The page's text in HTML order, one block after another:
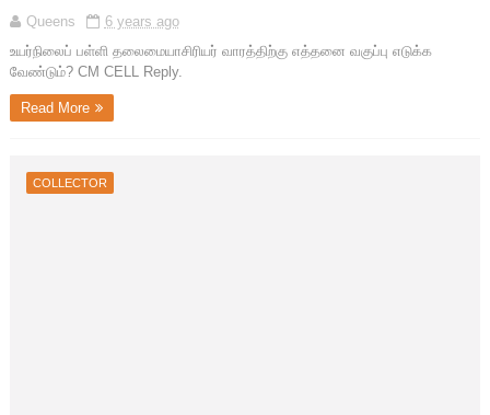
Queens
6 years ago
உயர்நிலைப் பள்ளி தலைமையாசிரியர் வாரத்திற்கு எத்தனை வகுப்பு எடுக்க
வேண்டும்? CM CELL Reply.
Read More
COLLECTOR